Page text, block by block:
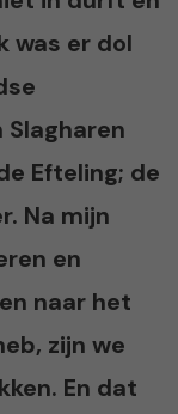
was er dol
Slagharen
Efteling; de
Na mijn
en
naar het
zijn we
En dat